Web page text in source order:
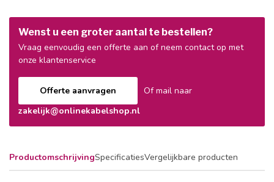
Wenst u een groter aantal te bestellen?
Vraag eenvoudig een offerte aan of neem contact op met
onze klantenservice
Offerte aanvragen
Of mail naar
zakelijk@onlinekabelshop.nl
ProductomschrijvingSpecificatiesVergelijkbare producten